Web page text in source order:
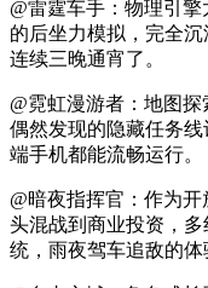
@雷霆车手：物理引
的后坐力模拟，完全
连续三晚通宵了。
@霓虹漫游者：地图
偶然发现的隐藏任务
端手机都能流畅运行。
@暗夜指挥官：作为
头混战到商业投资，
统，雨夜驾车追敌的体